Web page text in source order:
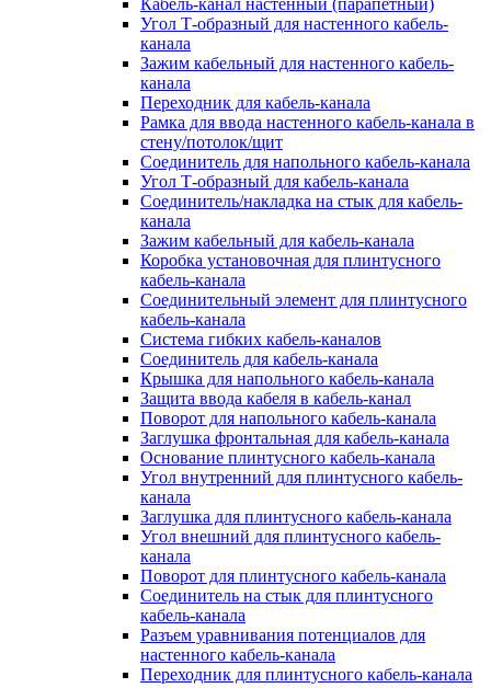
Кабель-канал настенный (парапетный)
Угол Т-образный для настенного кабель-
канала
Зажим кабельный для настенного кабель-
канала
Переходник для кабель-канала
Рамка для ввода настенного кабель-канала в
стену/потолок/щит
Соединитель для напольного кабель-канала
Угол Т-образный для кабель-канала
Соединитель/накладка на стык для кабель-
канала
Зажим кабельный для кабель-канала
Коробка установочная для плинтусного
кабель-канала
Соединительный элемент для плинтусного
кабель-канала
Система гибких кабель-каналов
Соединитель для кабель-канала
Крышка для напольного кабель-канала
Защита ввода кабеля в кабель-канал
Поворот для напольного кабель-канала
Заглушка фронтальная для кабель-канала
Основание плинтусного кабель-канала
Угол внутренний для плинтусного кабель-
канала
Заглушка для плинтусного кабель-канала
Угол внешний для плинтусного кабель-
канала
Поворот для плинтусного кабель-канала
Соединитель на стык для плинтусного
кабель-канала
Разъем уравнивания потенциалов для
настенного кабель-канала
Переходник для плинтусного кабель-канала